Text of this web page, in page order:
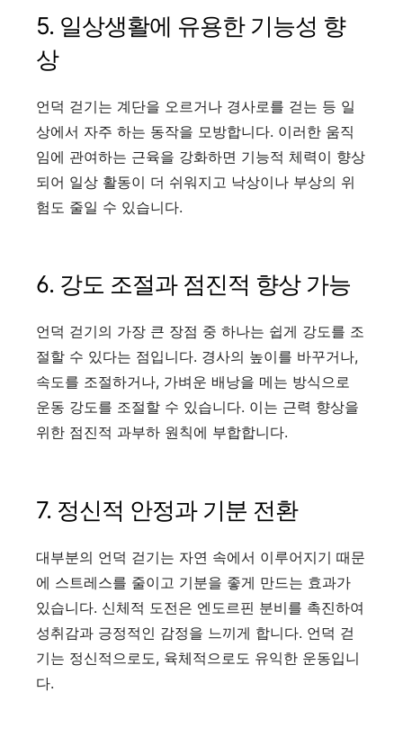
5. 일상생활에 유용한 기능성 향
상
언덕 걷기는 계단을 오르거나 경사로를 걷는 등 일
상에서 자주 하는 동작을 모방합니다. 이러한 움직
임에 관여하는 근육을 강화하면 기능적 체력이 향상
되어 일상 활동이 더 쉬워지고 낙상이나 부상의 위
험도 줄일 수 있습니다.
6. 강도 조절과 점진적 향상 가능
언덕 걷기의 가장 큰 장점 중 하나는 쉽게 강도를 조
절할 수 있다는 점입니다. 경사의 높이를 바꾸거나,
속도를 조절하거나, 가벼운 배낭을 메는 방식으로
운동 강도를 조절할 수 있습니다. 이는 근력 향상을
위한 점진적 과부하 원칙에 부합합니다.
7. 정신적 안정과 기분 전환
대부분의 언덕 걷기는 자연 속에서 이루어지기 때문
에 스트레스를 줄이고 기분을 좋게 만드는 효과가
있습니다. 신체적 도전은 엔도르핀 분비를 촉진하여
성취감과 긍정적인 감정을 느끼게 합니다. 언덕 걷
기는 정신적으로도, 육체적으로도 유익한 운동입니
다.